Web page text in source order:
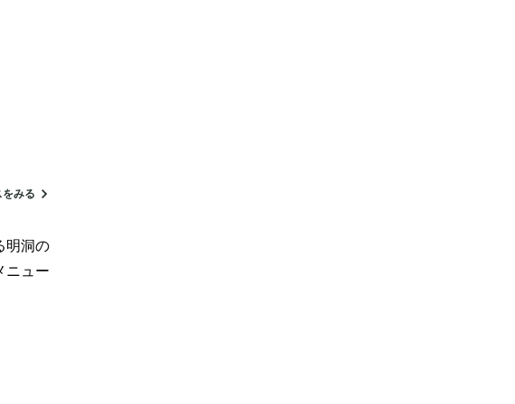
みる
明洞の
ニュー